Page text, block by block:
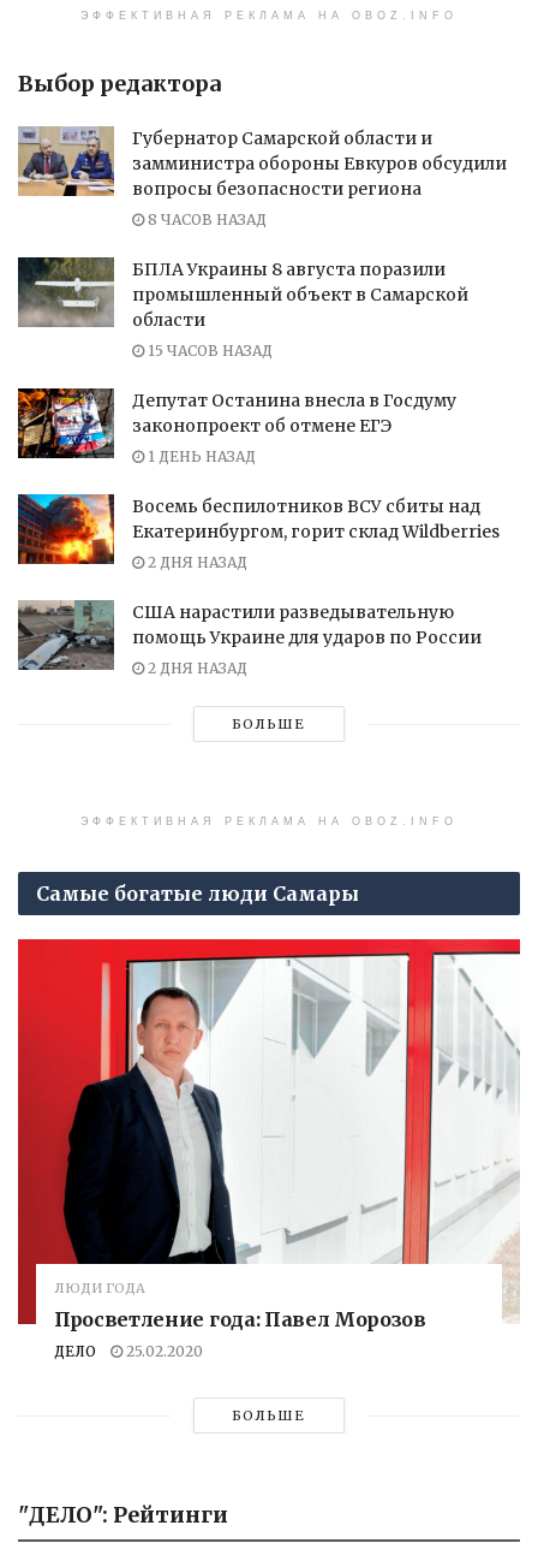
ЭФФЕКТИВНАЯ РЕКЛАМА НА OBOZ.INFO
Выбор редактора
Губернатор Самарской области и
замминистра обороны Евкуров обсудили
вопросы безопасности региона
8 ЧАСОВ НАЗАД
БПЛА Украины 8 августа поразили
промышленный объект в Самарской
области
15 ЧАСОВ НАЗАД
Депутат Останина внесла в Госдуму
законопроект об отмене ЕГЭ
1 ДЕНЬ НАЗАД
Восемь беспилотников ВСУ сбиты над
Екатеринбургом, горит склад Wildberries
2 ДНЯ НАЗАД
США нарастили разведывательную
помощь Украине для ударов по России
2 ДНЯ НАЗАД
БОЛЬШЕ
ЭФФЕКТИВНАЯ РЕКЛАМА НА OBOZ.INFO
Самые богатые люди Самары
ЛЮДИ ГОДА
Просветление года: Павел Морозов
ДЕЛО 25.02.2020
БОЛЬШЕ
"ДЕЛО": Рейтинги